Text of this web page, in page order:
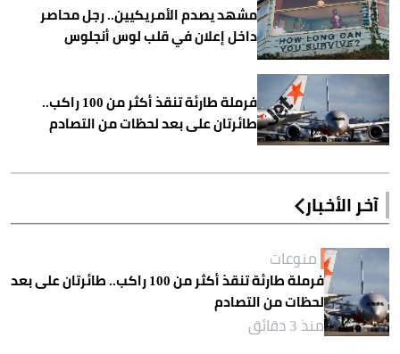
مشهد يصدم الأمريكيين.. رجل محاصر
داخل إعلان في قلب لوس أنجلوس
فرملة طارئة تنقذ أكثر من 100 راكب..
طائرتان على بعد لحظات من التصادم
آخر الأخبار
منوعات
فرملة طارئة تنقذ أكثر من 100 راكب.. طائرتان على بعد
لحظات من التصادم
منذ 3 دقائق